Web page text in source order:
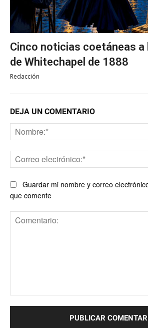
Cinco noticias coetáneas a
de Whitechapel de 1888
Redacción
DEJA UN COMENTARIO
Guardar mi nombre y correo
que comente